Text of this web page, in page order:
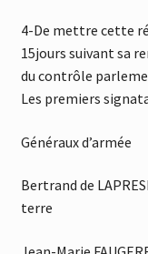
4-De mettre cette
15jours suivant sa
du contrôle
Les premiers
Généraux d’armée
Bertrand de
terre